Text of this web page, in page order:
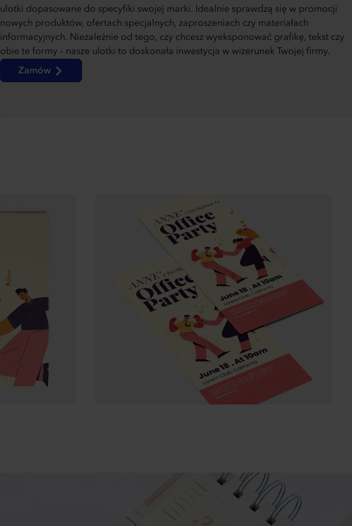
ulotki dopasowane do specyfiki swojej marki. Idealnie sprawdzą się w promocji
nowych produktów, ofertach specjalnych, zaproszeniach czy materiałach
informacyjnych. Niezależnie od tego, czy chcesz wyeksponować grafikę, tekst czy
obie te formy – nasze ulotki to doskonała inwestycja w wizerunek Twojej firmy.
Zamów